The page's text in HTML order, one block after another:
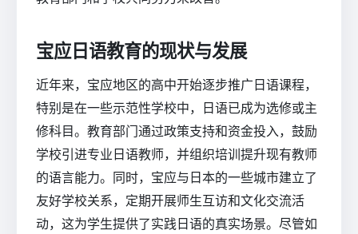
宝应日语教育的现状与发展
近年来，宝应地区的高中开始逐步推广日语课程，
特别是在一些示范性学校中，日语已成为选修或主
修科目。教育部门通过政策支持和资金投入，鼓励
学校引进专业日语教师，并组织培训提升现有教师
的语言能力。同时，宝应与日本的一些城市建立了
友好学校关系，定期开展师生互访和文化交流活
动，这为学生提供了实践日语的真实场景。尽管如